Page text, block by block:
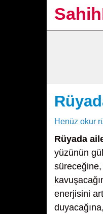
Henüz okur
Rüyada
yüzünün
enerjisini